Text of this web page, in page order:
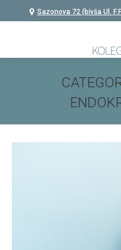
Sazonova 72 (bivša Ul.